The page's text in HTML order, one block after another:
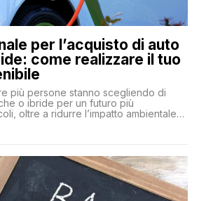
per l’acquisto di auto
come realizzare il tuo
più persone stanno scegliendo di
o ibride per un futuro più
oltre a ridurre l’impatto ambientale,
a lungo termine, come minori costi